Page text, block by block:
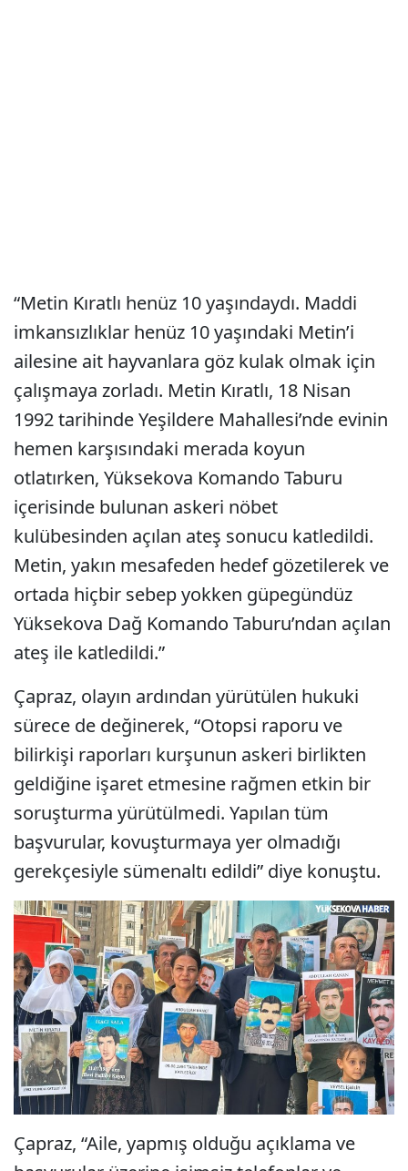
“Metin Kıratlı henüz 10 yaşındaydı. Maddi
imkansızlıklar henüz 10 yaşındaki Metin’i
ailesine ait hayvanlara göz kulak olmak için
çalışmaya zorladı. Metin Kıratlı, 18 Nisan
1992 tarihinde Yeşildere Mahallesi’nde evinin
hemen karşısındaki merada koyun
otlatırken, Yüksekova Komando Taburu
içerisinde bulunan askeri nöbet
kulübesinden açılan ateş sonucu katledildi.
Metin, yakın mesafeden hedef gözetilerek ve
ortada hiçbir sebep yokken güpegündüz
Yüksekova Dağ Komando Taburu’ndan açılan
ateş ile katledildi.”
Çapraz, olayın ardından yürütülen hukuki
sürece de değinerek, “Otopsi raporu ve
bilirkişi raporları kurşunun askeri birlikten
geldiğine işaret etmesine rağmen etkin bir
soruşturma yürütülmedi. Yapılan tüm
başvurular, kovuşturmaya yer olmadığı
gerekçesiyle sümenaltı edildi” diye konuştu.
Çapraz, “Aile, yapmış olduğu açıklama ve